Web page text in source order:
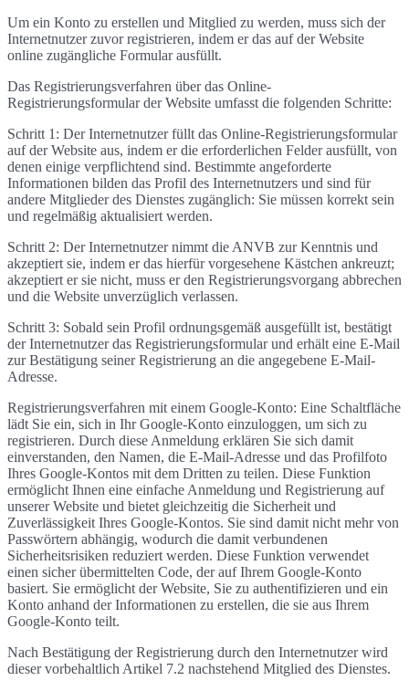
Um ein Konto zu erstellen und Mitglied zu werden, muss sich der
Internetnutzer zuvor registrieren, indem er das auf der Website
online zugängliche Formular ausfüllt.
Das Registrierungsverfahren über das Online-
Registrierungsformular der Website umfasst die folgenden Schritte:
Schritt 1: Der Internetnutzer füllt das Online-Registrierungsformular
auf der Website aus, indem er die erforderlichen Felder ausfüllt, von
denen einige verpflichtend sind. Bestimmte angeforderte
Informationen bilden das Profil des Internetnutzers und sind für
andere Mitglieder des Dienstes zugänglich: Sie müssen korrekt sein
und regelmäßig aktualisiert werden.
Schritt 2: Der Internetnutzer nimmt die ANVB zur Kenntnis und
akzeptiert sie, indem er das hierfür vorgesehene Kästchen ankreuzt;
akzeptiert er sie nicht, muss er den Registrierungsvorgang abbrechen
und die Website unverzüglich verlassen.
Schritt 3: Sobald sein Profil ordnungsgemäß ausgefüllt ist, bestätigt
der Internetnutzer das Registrierungsformular und erhält eine E-Mail
zur Bestätigung seiner Registrierung an die angegebene E-Mail-
Adresse.
Registrierungsverfahren mit einem Google-Konto: Eine Schaltfläche
lädt Sie ein, sich in Ihr Google-Konto einzuloggen, um sich zu
registrieren. Durch diese Anmeldung erklären Sie sich damit
einverstanden, den Namen, die E-Mail-Adresse und das Profilfoto
Ihres Google-Kontos mit dem Dritten zu teilen. Diese Funktion
ermöglicht Ihnen eine einfache Anmeldung und Registrierung auf
unserer Website und bietet gleichzeitig die Sicherheit und
Zuverlässigkeit Ihres Google-Kontos. Sie sind damit nicht mehr von
Passwörtern abhängig, wodurch die damit verbundenen
Sicherheitsrisiken reduziert werden. Diese Funktion verwendet
einen sicher übermittelten Code, der auf Ihrem Google-Konto
basiert. Sie ermöglicht der Website, Sie zu authentifizieren und ein
Konto anhand der Informationen zu erstellen, die sie aus Ihrem
Google-Konto teilt.
Nach Bestätigung der Registrierung durch den Internetnutzer wird
dieser vorbehaltlich Artikel 7.2 nachstehend Mitglied des Dienstes.